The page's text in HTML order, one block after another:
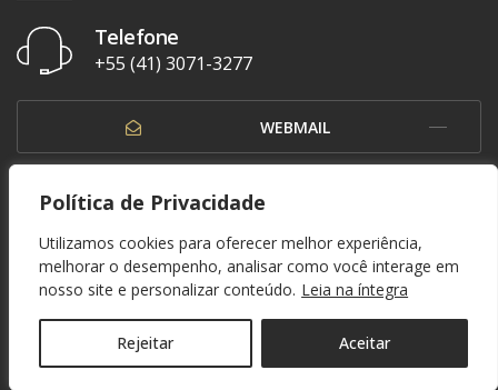
Política de Privacidade
Utilizamos cookies para oferecer melhor experiência,
melhorar o desempenho, analisar como você interage em
nosso site e personalizar conteúdo. Leia na íntegra
Rejeitar Aceitar
Telefone
+55 (41) 3071-3277
WEBMAIL
OUVIDORIA
© 1937 - 2026. Federação Paranaense de Futebol. Todos os direitos reservados. By